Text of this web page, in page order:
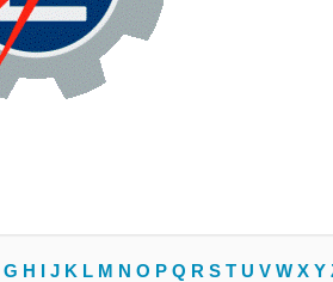
G H I J K L M N O P Q R S T U V W X Y